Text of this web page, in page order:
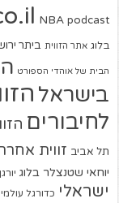
NBA podcast
בלוג אתר הזווית ביתר
הבית של אוהדי הספורט
בישראל
לחיבורים
תל אביב זווית
יוחאי שטנצלר בלוג
ישראלי כדורגל עולמי